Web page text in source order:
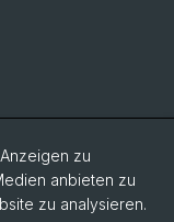
zu
anbieten zu
zu analysieren.